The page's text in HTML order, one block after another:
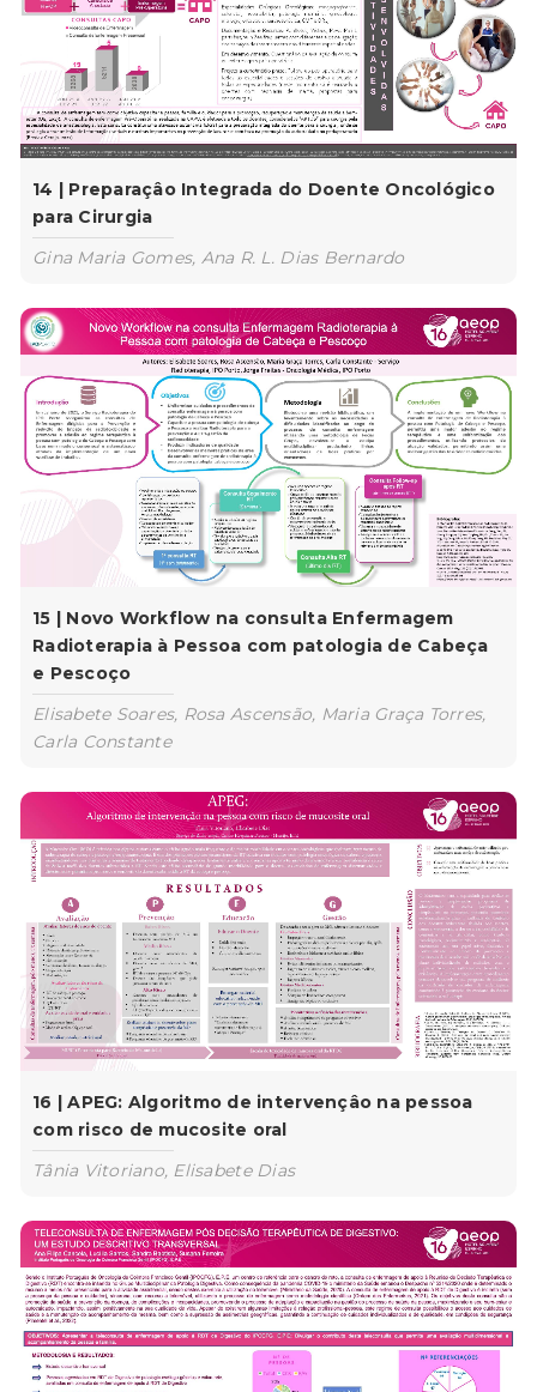
14 | Preparaçâo Integrada do Doente Oncológico
para Cirurgia
Gina Maria Gomes, Ana R. L. Dias Bernardo
15 | Novo Workflow na consulta Enfermagem
Radioterapia à Pessoa com patologia de Cabeça
e Pescoço
Elisabete Soares, Rosa Ascensão, Maria Graça Torres,
Carla Constante
16 | APEG: Algoritmo de intervençâo na pessoa
com risco de mucosite oral
Tânia Vitoriano, Elisabete Dias